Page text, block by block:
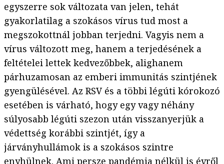
egyszerre sok változata van jelen, tehát
gyakorlatilag a szokásos vírus tud most a
megszokottnál jobban terjedni. Vagyis nem a
vírus változott meg, hanem a terjedésének a
feltételei lettek kedvezőbbek, alighanem
párhuzamosan az emberi immunitás szintjének
gyengülésével. Az RSV és a többi légúti kórokozó
esetében is várható, hogy egy vagy néhány
súlyosabb légúti szezon után visszanyerjük a
védettség korábbi szintjét, így a
járványhullámok is a szokásos szintre
enyhülnek. Ami persze pandémia nélkül is évről